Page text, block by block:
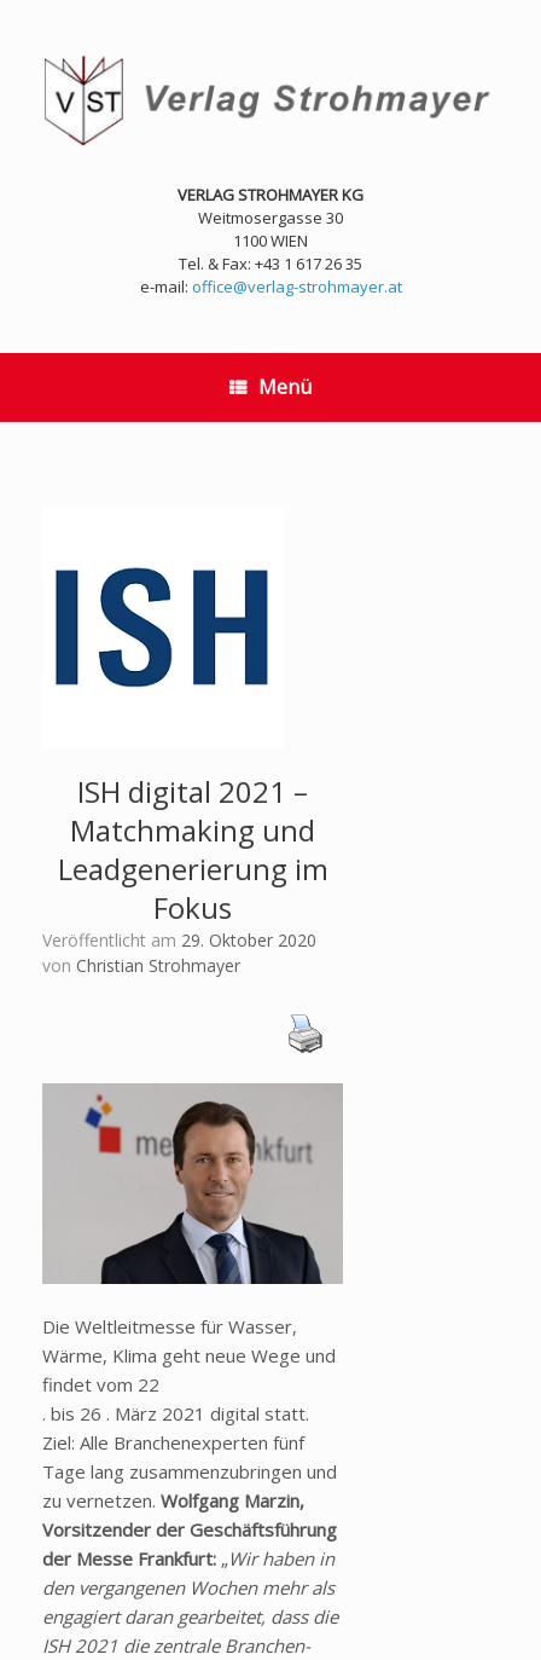
springen
VERLAG STROHMAYER KG
Weitmosergasse 30
1100 WIEN
Tel. & Fax: +43 1 617 26 35
e-mail: office@verlag-strohmayer.at
Menü
ISH digital 2021 –
Matchmaking und
Leadgenerierung im
Fokus
Veröffentlicht am 29. Oktober 2020
von Christian Strohmayer
Die Weltleitmesse für Wasser,
Wärme, Klima geht neue Wege und
findet vom 22
. bis 26 . März 2021 digital statt.
Ziel: Alle Branchenexperten fünf
Tage lang zusammenzubringen und
zu vernetzen. Wolfgang Marzin,
Vorsitzender der Geschäftsführung
der Messe Frankfurt: „Wir haben in
den vergangenen Wochen mehr als
engagiert daran gearbeitet, dass die
ISH 2021 die zentrale Branchen-